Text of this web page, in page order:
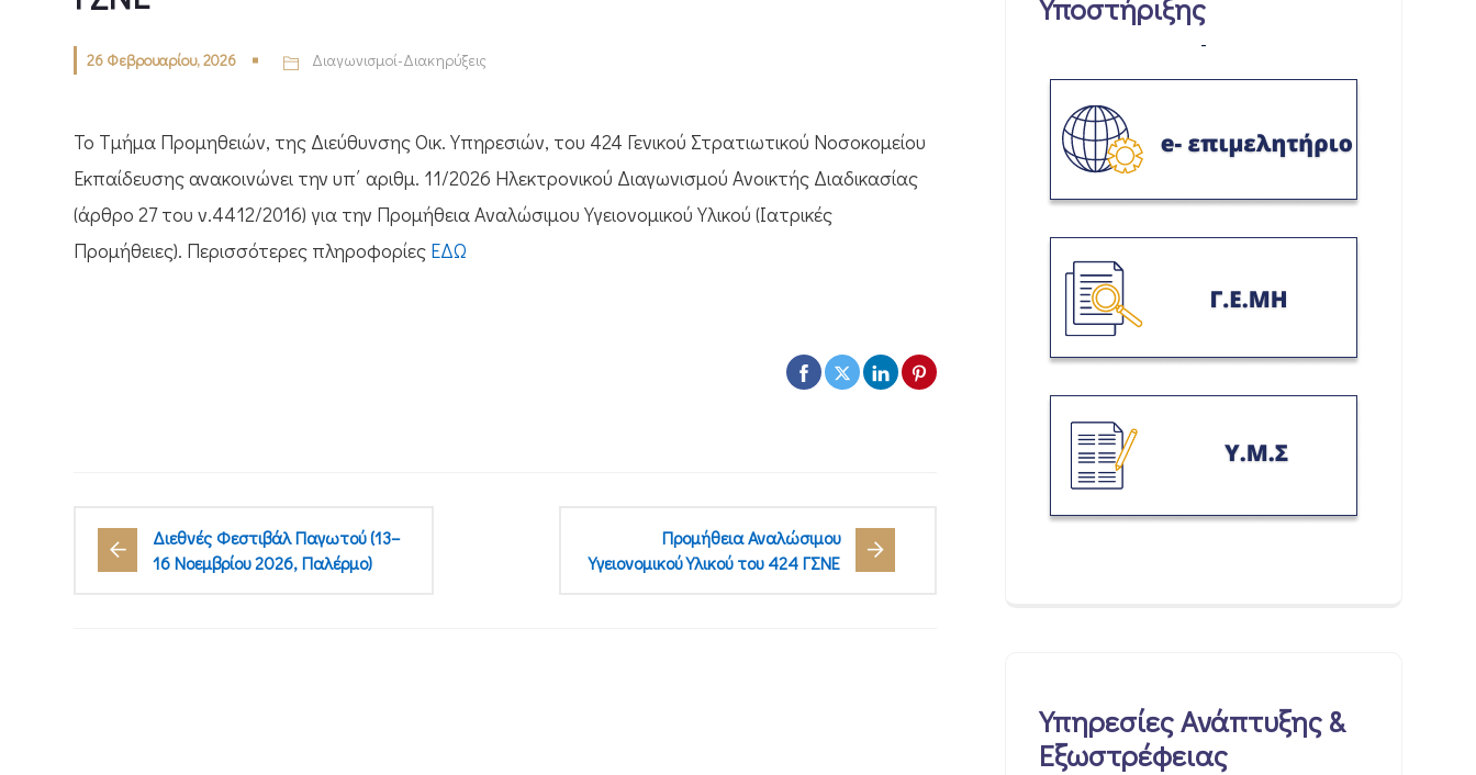
26 Φεβρουαρίου, 2026 Διαγωνισμοί-Διακηρύξεις
Το Τμήμα Προμηθειών, της Διεύθυνσης Οικ. Υπηρεσιών, του 424 Γενικού Στρατιωτικού Νοσοκομείου
Εκπαίδευσης ανακοινώνει την υπ΄ αριθμ. 11/2026 Ηλεκτρονικού Διαγωνισμού Ανοικτής Διαδικασίας
(άρθρο 27 του ν.4412/2016) για την Προμήθεια Αναλώσιμου Υγειονομικού Υλικού (Ιατρικές
Προμήθειες). Περισσότερες πληροφορίες ΕΔΩ
Διεθνές Φεστιβάλ Παγωτού (13–
16 Νοεμβρίου 2026, Παλέρμο)
Προμήθεια Αναλώσιμου
Υγειονομικού Υλικού του 424 ΓΣΝΕ
Υποστήριξης
-
Υπηρεσίες Ανάπτυξης &
Εξωστρέφειας